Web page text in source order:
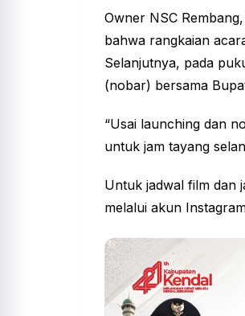
Owner NSC
bahwa rangkaian
Selanjutnya, pada
(nobar) bersama
“Usai launching dan
untuk jam tayang
Untuk jadwal film dan
melalui akun